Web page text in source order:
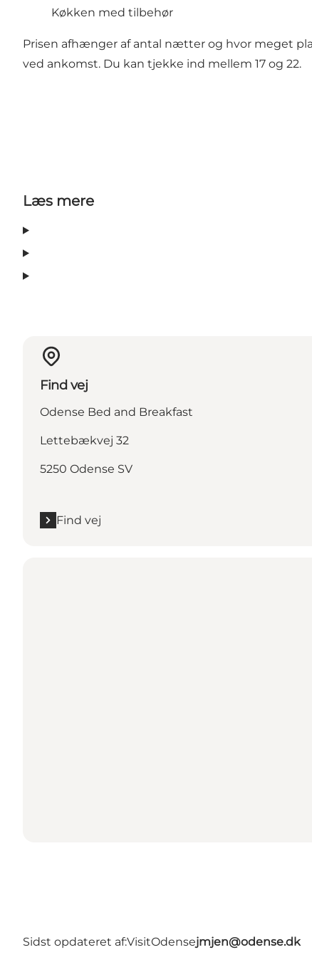
Køkken med tilbehør
Prisen afhænger af antal nætter og hvor meget
ved ankomst. Du kan tjekke ind mellem 17 og 22.
Læs mere
Find vej
Odense Bed and Breakfast
Lettebækvej 32
5250 Odense SV
Find vej
Sidst opdateret af:VisitOdensejmjen@odense.dk